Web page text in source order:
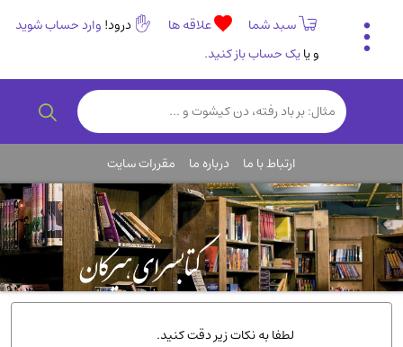
سبد شما علاقه ها درود! وارد حساب شوید
و یایک حساب باز کنید.
تاریخی و فرهنگی
(838)
رمان و داستان ایرانی(307)
روانشناسی(357)
انگلیسی و زبان خارجی(14)
کودکان و نوجوانان(76)
کتب نادر و کمیاب(19)
روانشناسی(112)
طب گیاهی و سنتی(45)
ارتباط با ما درباره ما مقررات سایت
لطفا به نکات زیر دقت کنید.